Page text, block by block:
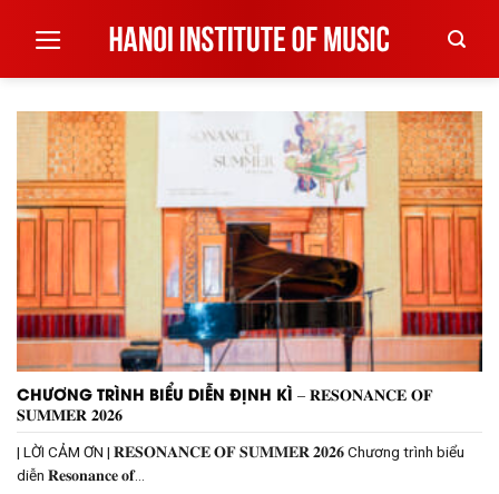
CHƯƠNG TRÌNH BIỂU DIỄN ĐỊNH KÌ – 𝐑𝐄𝐒𝐎𝐍𝐀𝐍𝐂𝐄 𝐎𝐅
𝐒𝐔𝐌𝐌𝐄𝐑 𝟐𝟎𝟐𝟔
| LỜI CẢM ƠN | 𝐑𝐄𝐒𝐎𝐍𝐀𝐍𝐂𝐄 𝐎𝐅 𝐒𝐔𝐌𝐌𝐄𝐑 𝟐𝟎𝟐𝟔 Chương trình biểu
diễn 𝐑𝐞𝐬𝐨𝐧𝐚𝐧𝐜𝐞 𝐨𝐟...